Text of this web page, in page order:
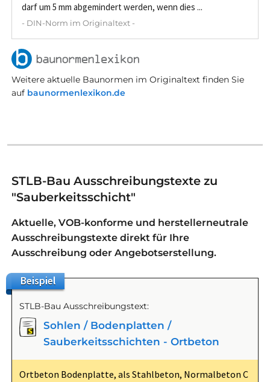
darf um 5 mm abgemindert werden, wenn dies ...
- DIN-Norm im Originaltext -
Weitere aktuelle Baunormen im Originaltext finden Sie
auf baunormenlexikon.de
STLB-Bau Ausschreibungstexte zu
"Sauberkeitsschicht"
Aktuelle, VOB-konforme und herstellerneutrale
Ausschreibungstexte direkt für Ihre
Ausschreibung oder Angebotserstellung.
Beispiel
STLB-Bau Ausschreibungstext:
Sohlen / Bodenplatten /
Sauberkeitsschichten - Ortbeton
Ortbeton Bodenplatte, als Stahlbeton, Normalbeton C